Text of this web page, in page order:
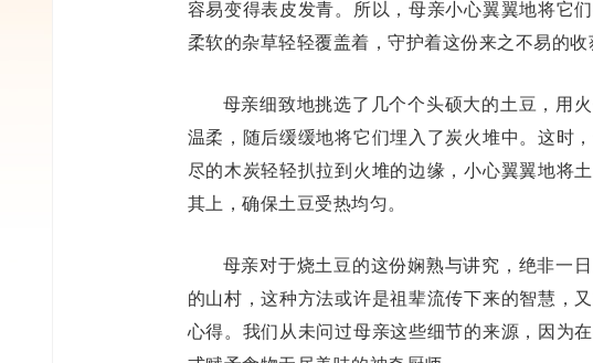
容易变得表皮发青。所以，母亲小心翼翼地将它
柔软的杂草轻轻覆盖着，守护着这份来之不易的收
母亲细致地挑选了几个个头硕大的土豆，用
温柔，随后缓缓地将它们埋入了炭火堆中。这时
尽的木炭轻轻扒拉到火堆的边缘，小心翼翼地将
其上，确保土豆受热均匀。
母亲对于烧土豆的这份娴熟与讲究，绝非一
的山村，这种方法或许是祖辈流传下来的智慧，
心得。我们从未问过母亲这些细节的来源，因为